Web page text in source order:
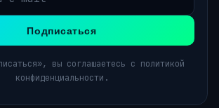
Подписаться
вы соглашаетесь с политикой
конфиденциальности.